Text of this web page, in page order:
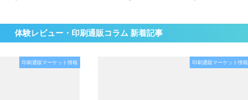
体験レビュー・印刷通販コラム 新着記事
印刷通販マーケット情報 印刷通販マーケット情報